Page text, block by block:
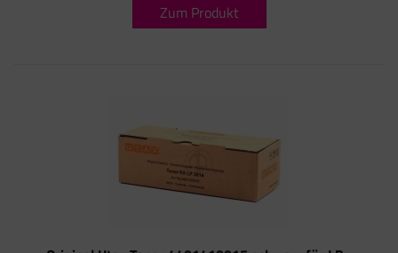
Zum Produkt